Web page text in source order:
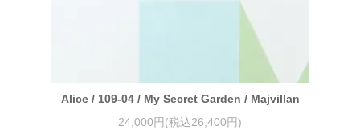
Alice / 109-04 / My Secret Garden / Majvillan
24,000円(税込26,400円)